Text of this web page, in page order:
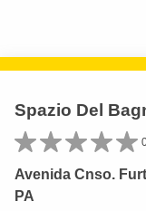
Spazio Del
Avenida Cnso.
PA